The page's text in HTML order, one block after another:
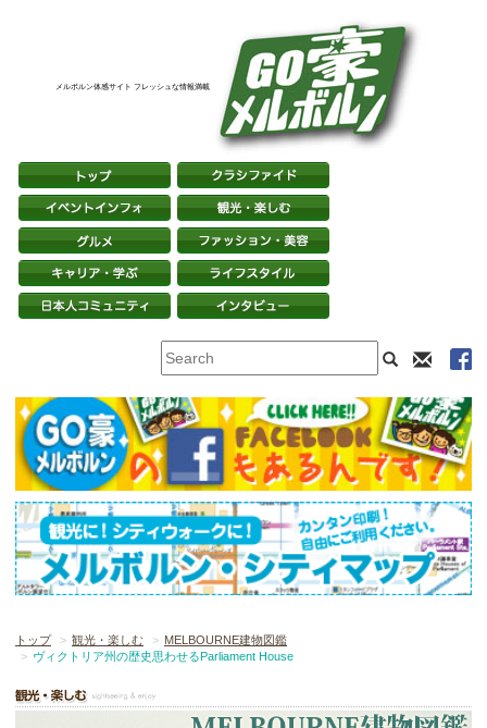
メルボルン体感サイト フレッシュな情報満載
トップ 観光・楽しむ
MELBOURNE建物図鑑
ヴィクトリア州の歴史思わせるParliament House